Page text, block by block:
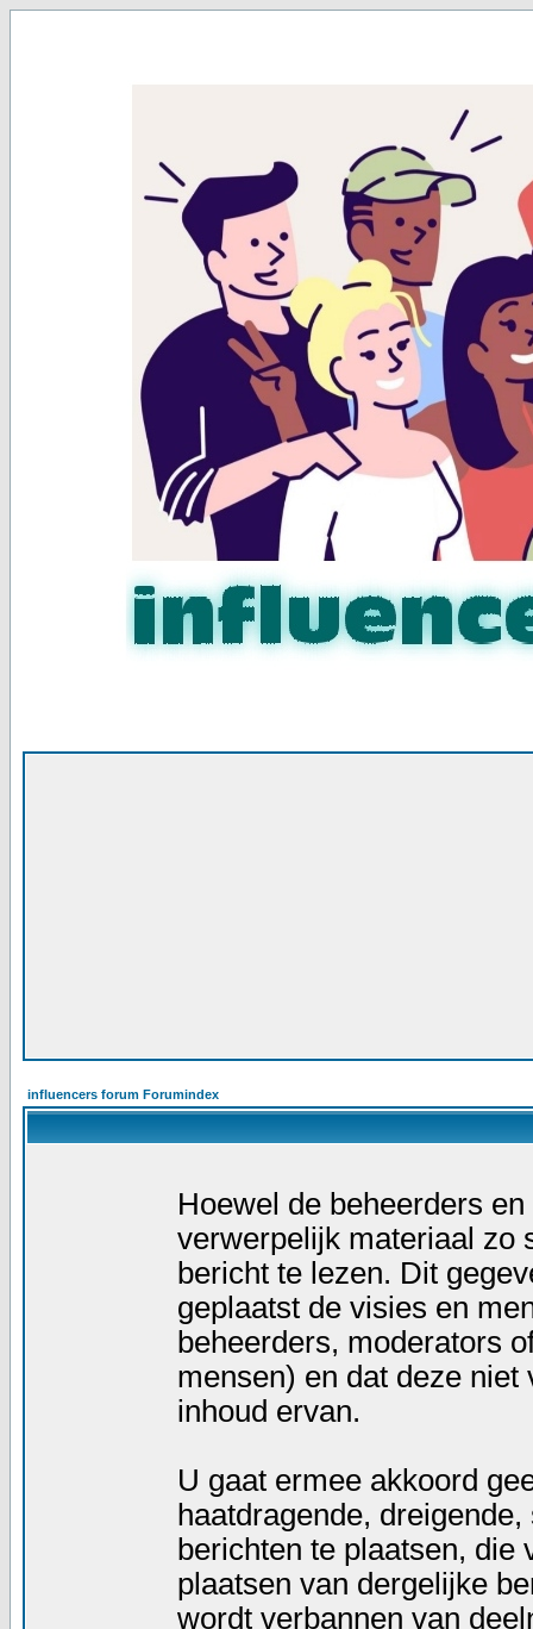
influencers forum Forumindex
Hoewel de beheerders
verwerpelijk materiaal zo
bericht te lezen. Dit
geplaatst de visies en
beheerders, moderators
mensen) en dat deze
inhoud ervan.
U gaat ermee akkoord
haatdragende,
berichten te plaatsen, die
plaatsen van dergelijke
wordt verbannen van